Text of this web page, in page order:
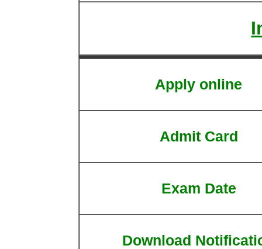
Apply online
Admit Card
Exam Date
Download